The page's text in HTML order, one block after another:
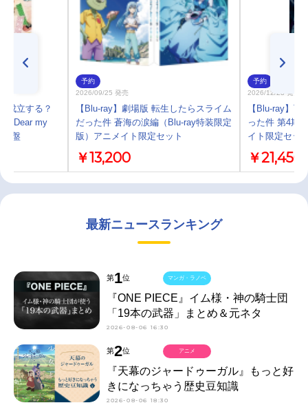
成立する？
「Dear my
定盤
予約
2026/09/25 発売
【Blu-ray】劇場版 転生したらスライム
だった件 蒼海の涙編（Blu-ray特装限定
版）アニメイト限定セット
￥13,200
予約
2026/12/23 発売
【Blu-ray】
った件 第4期
イト限定セッ
￥21,450
最新ニュースランキング
第1位
『ONE PIECE』イム様・神の騎士団
「19本の武器」まとめ＆元ネタ
2026-08-06 16:30
マンガ・ラノベ
第2位
『天幕のジャードゥーガル』もっと好
きになっちゃう歴史豆知識
2026-08-06 18:30
アニメ